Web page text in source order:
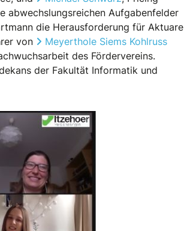
abwechslungsreichen Aufgabenfelder
die Herausforderung für Aktuare
von
Meyerthole Siems Kohlruss
des Fördervereins.
der Fakultät Informatik und